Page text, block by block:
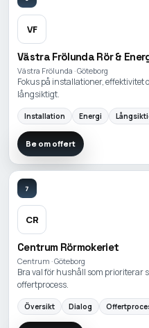
VF
Västra Frölunda Rör &
Västra Frölunda · Göteborg
Fokus på installationer,
långsiktigt.
Installation Energi
Be om offert
7
CR
Centrum Rörmokeriet
Centrum · Göteborg
Bra val för hushåll som prioriterar
offertprocess.
Översikt Dialog